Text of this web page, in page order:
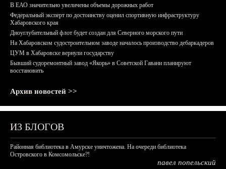
В ЕАО значительно увеличены объемы дорожных работ
Федеральный эксперт по достоинству оценил спортивную инфраструктуру
Хабаровского края
Дноуглубительный флот будет создан для Северного морского пути
На Хабаровском судостроительном заводе началось производство дебаркадеров
ЦУМ в Хабаровске вернули государству
Бывший судоремонтный завод «Якорь» в Советской Гавани планируют
восстановить
Архив новостей >>
ИЗ БЛОГОВ
Районная библиотека в Амурске уничтожена. На очереди библиотека
Островского в Комсомольске?!
павел попельский